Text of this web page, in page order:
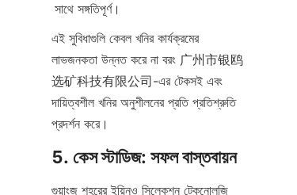
সাথে সঙ্গতিপূর্ণ।
এই সুবিধাগুলি কেবল খনির কার্যক্রমের
লাভজনকতা উন্নত করে না বরং 广州市银鸥
选矿科技有限公司-এর টেকসই এবং
দায়িত্বশীল খনির অনুশীলনের প্রতি প্রতিশ্রুতি
প্রদর্শন করে।
5. কেস স্টাডিজ: সফল বাস্তবায়ন
গুয়াংজু শহরের ইয়িনও সিলেকশন টেকনোলজি